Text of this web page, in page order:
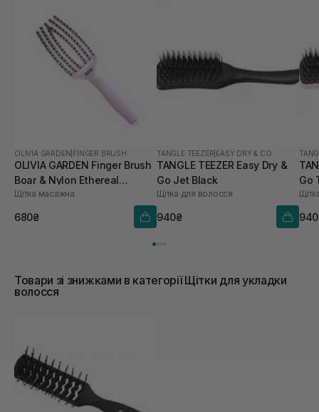
OLIVIA GARDEN FINGER BRUSH
OLIVIA GARDEN Finger Brush
Boar & Nylon Ethereal
Lavender
Щітка масажна
680₴
TANGLE TEEZER EASY DRY & CO
TANGLE TEEZER Easy Dry &
Go Jet Black
Щітка для волосся
940₴
Go
Товари зі знижками в категорії Щітки для укладки
волосся